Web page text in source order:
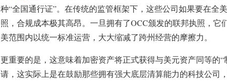
种“全国通行证”。在传统的监管框架下，这些公司如果要在全
照，合规成本极其高昂。一旦拥有了OCC颁发的联邦执照，它
美范围内以统一标准运营，大大缩减了跨州经营的摩擦力。
更重要的是，这意味着加密资产将正式获得与美元资产同等的
请，这实际上是在鼓励那些拥有强大底层清算能力的科技公司